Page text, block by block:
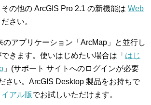
の他の ArcGIS Pro 2.1 の新機能は Web
さい。
のアプリケーション「ArcMap」と並行し
きます。使いはじめたい場合は「 はじ
」(サポート サイトへのログインが必要
さい。ArcGIS Desktop 製品をお持ちで
イアル版でお試しいただけます。